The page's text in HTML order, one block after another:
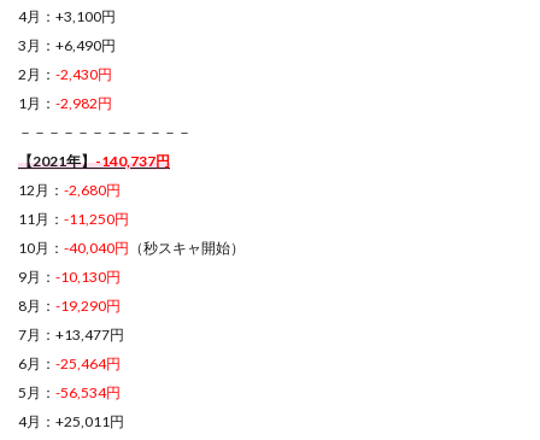
4月：+3,100円
3月：+6,490円
2月： -2,430円
1月： -2,982円
－－－－－－－－－－－－
【2021年】-140,737円
12月： -2,680円
11月： -11,250円
10月： -40,040円 （秒スキャ開始）
9月： -10,130円
8月： -19,290円
7月：+13,477円
6月： -25,464円
5月： -56,534円
4月：+25,011円